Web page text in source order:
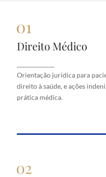
Direito Médico
Orientação jurídica para
direito à saúde, e ações
prática médica.
Direito
erro médico, direito à
por negligência